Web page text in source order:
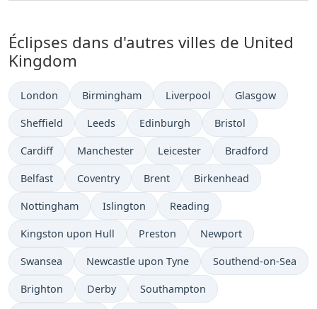
Éclipses dans d'autres villes de United
Kingdom
London Birmingham Liverpool Glasgow
Sheffield Leeds Edinburgh Bristol
Cardiff Manchester Leicester Bradford
Belfast Coventry Brent Birkenhead
Nottingham Islington Reading
Kingston upon Hull Preston Newport
Swansea Newcastle upon Tyne Southend-on-Sea
Brighton Derby Southampton